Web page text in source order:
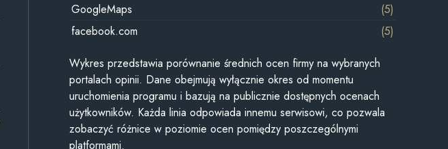
GoogleMaps
(5)
facebook.com
(5)
Wykres przedstawia porównanie średnich ocen firmy na wybranych
portalach opinii. Dane obejmują wyłącznie okres od momentu
uruchomienia programu i bazują na publicznie dostępnych ocenach
użytkowników. Każda linia odpowiada innemu serwisowi, co pozwala
zobaczyć różnice w poziomie ocen pomiędzy poszczególnymi
platformami.